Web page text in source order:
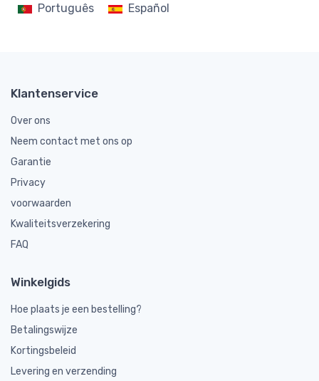
Português
Español
Klantenservice
Over ons
Neem contact met ons op
Garantie
Privacy
voorwaarden
Kwaliteitsverzekering
FAQ
Winkelgids
Hoe plaats je een bestelling?
Betalingswijze
Kortingsbeleid
Levering en verzending